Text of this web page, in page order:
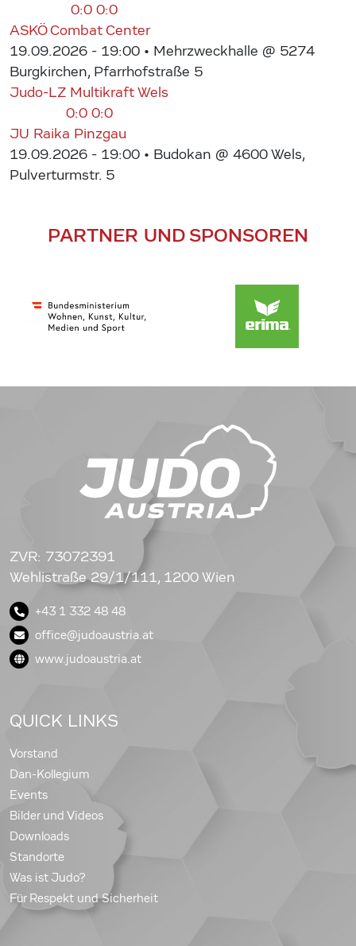
0:0 0:0
ASKÖ Combat Center
19.09.2026 - 19:00 • Mehrzweckhalle @ 5274
Burgkirchen, Pfarrhofstraße 5
Judo-LZ Multikraft Wels
0:0 0:0
JU Raika Pinzgau
19.09.2026 - 19:00 • Budokan @ 4600 Wels,
Pulverturmstr. 5
PARTNER UND SPONSOREN
ZVR: 73072391
Wehlistraße 29/1/111, 1200 Wien
+43 1 332 48 48
office@judoaustria.at
www.judoaustria.at
QUICK LINKS
Vorstand
Dan-Kollegium
Events
Bilder und Videos
Downloads
Standorte
Was ist Judo?
Für Respekt und Sicherheit